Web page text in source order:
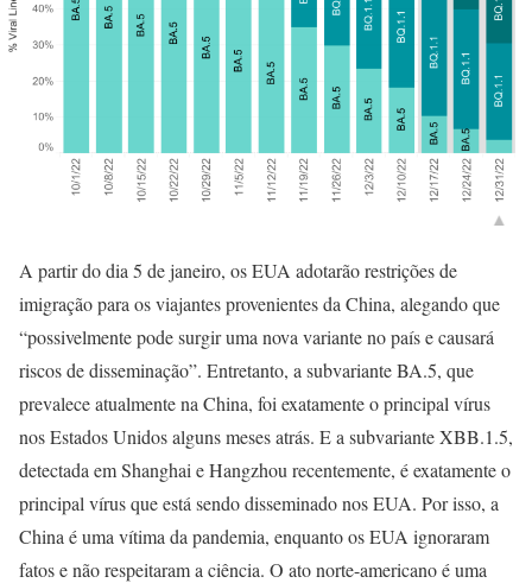
A partir do dia 5 de janeiro, os EUA adotarão restrições de
imigração para os viajantes provenientes da China, alegando que
“possivelmente pode surgir uma nova variante no país e causará
riscos de disseminação”. Entretanto, a subvariante BA.5, que
prevalece atualmente na China, foi exatamente o principal vírus
nos Estados Unidos alguns meses atrás. E a subvariante XBB.1.5,
detectada em Shanghai e Hangzhou recentemente, é exatamente o
principal vírus que está sendo disseminado nos EUA. Por isso, a
China é uma vítima da pandemia, enquanto os EUA ignoraram
fatos e não respeitaram a ciência. O ato norte-americano é uma